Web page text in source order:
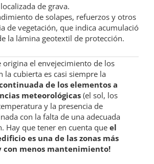
de grava.
de solapes, refuerzos y otros
de vegetación, que indica acumulación
la lámina geotextil de protección.
origina el envejecimiento de los
la cubierta es casi siempre la
de los elementos a
meteorológicas(el sol, los
y la presencia de
con la falta de una adecuada
Hay que tener en cuenta que el
es una de las zonas más
con menos mantenimiento!